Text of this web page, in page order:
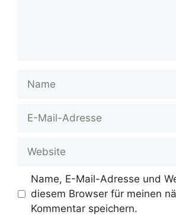
Mail-
Name, E-Mail-Adresse und
diesem Browser für meinen
Kommentar speichern.